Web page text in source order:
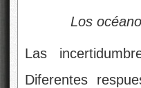
Los océanos
Las
Diferentes